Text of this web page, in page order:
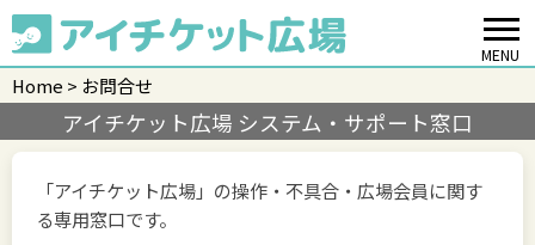
MENU
Home お問合せ
アイチケット広場 システム・サポート窓口
「アイチケット広場」の操作・不具合・広場会員に関す
る専用窓口です。